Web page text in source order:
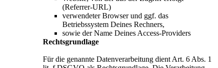
(Referrer-URL)
verwendeter Browser und ggf. das
Betriebssystem Deines Rechners,
sowie der Name Deines Access-Providers
Rechtsgrundlage
Für die genannte Datenverarbeitung dient Art. 6 Abs. 1